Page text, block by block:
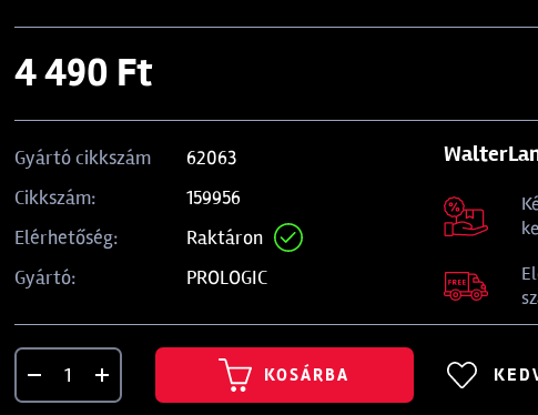
4 490 Ft
Gyártó cikkszám
62063
Cikkszám:
159956
Elérhetőség:
Raktáron
Gyártó:
PROLOGIC
KOSÁRBA